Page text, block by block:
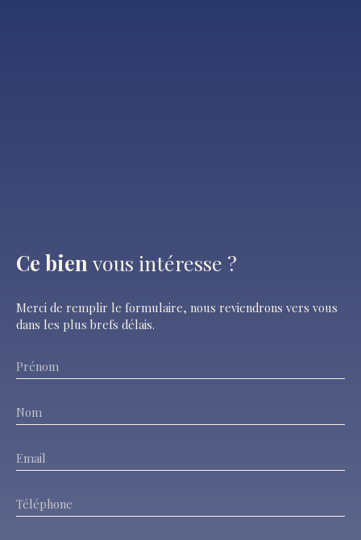
Ce bien vous intéresse ?
Merci de remplir le formulaire, nous reviendrons vers vous
dans les plus brefs délais.
Prénom
Nom
Email
Téléphone